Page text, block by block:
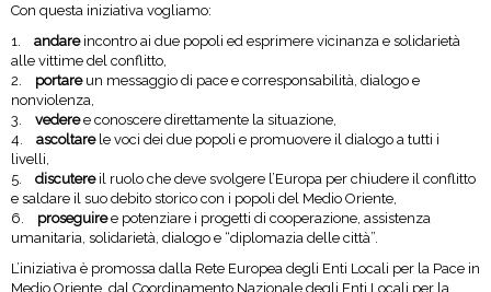
Con questa iniziativa vogliamo:
1. andare incontro ai due popoli ed esprimere vicinanza e solidarietà
alle vittime del conflitto,
2.
portare un messaggio di pace e corresponsabilità, dialogo e
nonviolenza,
3.
vederee conoscere direttamente la situazione,
4.
ascoltare le voci dei due popoli e promuovere il dialogo a tutti i
livelli,
5.
discutereil ruolo che deve svolgere l’Europa per chiudere il conflitto
e saldare il suo debito storico con i popoli del Medio Oriente,
6.
proseguiree potenziare i progetti di cooperazione, assistenza
umanitaria, solidarietà, dialogo e “diplomazia delle città”.
L’iniziativa è promossa dalla Rete Europea degli Enti Locali per la Pace in
Medio Oriente, dal Coordinamento Nazionale degli Enti Locali per la